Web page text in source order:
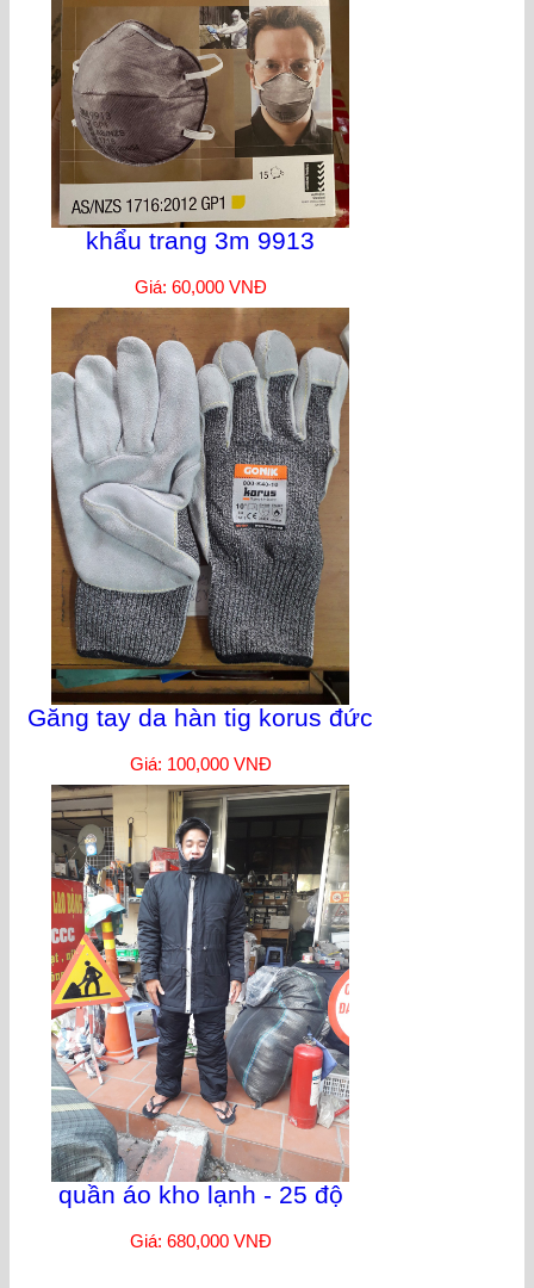
khẩu trang 3m 9913
Giá: 60,000 VNĐ
Găng tay da hàn tig korus đức
Giá: 100,000 VNĐ
quần áo kho lạnh - 25 độ
Giá: 680,000 VNĐ